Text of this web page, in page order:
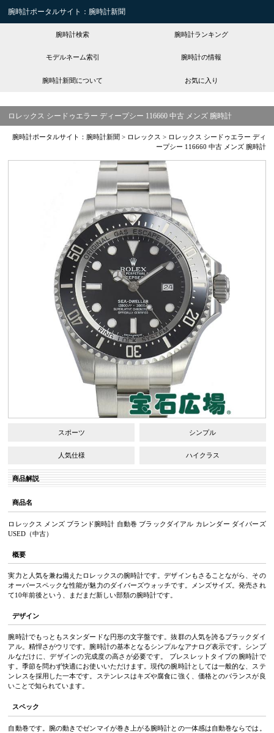
腕時計ポータルサイト：腕時計新聞
腕時計検索 腕時計ランキング
モデルネーム索引 腕時計の情報
腕時計新聞について お気に入り
ロレックス シードゥエラー ディープシー 116660 中古 メンズ 腕時計
腕時計ポータルサイト：腕時計新聞 > ロレックス > ロレックス シードゥエラー ディ
ープシー 116660 中古 メンズ 腕時計
スポーツ シンプル
人気仕様 ハイクラス
商品解説
商品名
ロレックス メンズ ブランド腕時計 自動巻 ブラックダイアル カレンダー ダイバーズ
USED（中古）
概要
実力と人気を兼ね備えたロレックスの腕時計です。デザインもさることながら、その
オーバースペックな性能が魅力のダイバーズウォッチです。メンズサイズ。発売され
て10年前後という、まだまだ新しい部類の腕時計です。
デザイン
腕時計でもっともスタンダードな円形の文字盤です。抜群の人気を誇るブラックダイ
アル。精悍さがウリです。腕時計の基本となるシンプルなアナログ表示です。シンプ
ルなだけに、デザインの完成度の高さが必要です。 ブレスレットタイプの腕時計で
す。季節を問わず快適にお使いいただけます。現代の腕時計としては一般的な、ステ
ンレスを採用した一本です。ステンレスはキズや腐食に強く、価格とのバランスが良
いことで知られています。
スペック
自動巻です。腕の動きでゼンマイが巻き上がる腕時計との一体感は自動巻ならでは。